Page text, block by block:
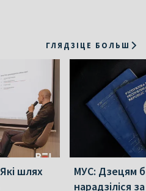
ГЛЯДЗІЦЕ БОЛЬШ
шлях
МУС: Дзецям
нарадзіліся